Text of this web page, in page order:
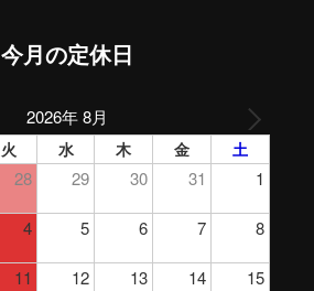
今月の定休日
2026年 8月
火 水 木 金 土
28 29 30 31 1
4 5 6 7 8
11 12 13 14 15